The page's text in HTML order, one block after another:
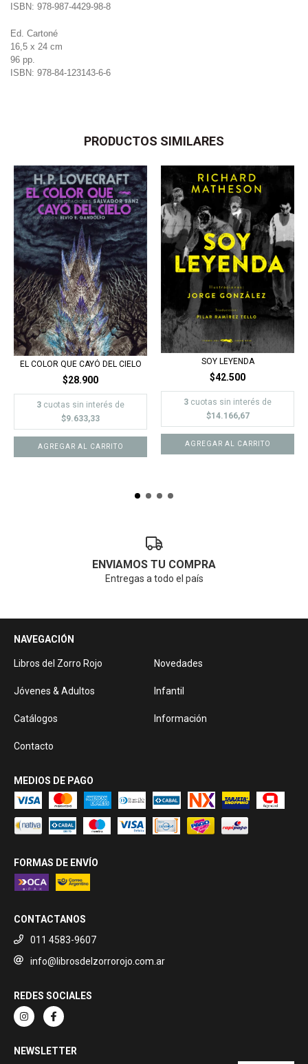
ISBN: 978-987-4429-98-8
Ed. Cartoné
16,5 x 24 cm
96 pp.
ISBN: 978-84-123143-6-6
PRODUCTOS SIMILARES
EL COLOR QUE CAYÓ DEL CIELO
$28.900
3 cuotas sin interés de
$9.633,33
SOY LEYENDA
$42.500
3 cuotas sin interés de
$14.166,67
ENVIAMOS TU COMPRA
Entregas a todo el país
NAVEGACIÓN
Libros del Zorro Rojo Novedades
Jóvenes & Adultos Infantil
Catálogos Información
Contacto
MEDIOS DE PAGO
FORMAS DE ENVÍO
CONTACTANOS
011 4583-9607
info@librosdelzorrorojo.com.ar
REDES SOCIALES
NEWSLETTER